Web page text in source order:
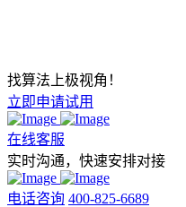
找算法上极视角！
立即申请试用
在线客服
实时沟通，快速安排对接
电话咨询 400-825-6689